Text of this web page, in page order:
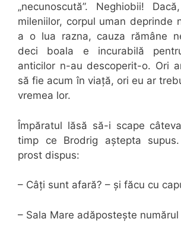
„necunoscută”. Neghiobii!
mileniilor, corpul uman deprinde
a o lua razna, cauza rămâne
deci boala e incurabilă
anticilor n-au descoperit-o. Ori
să fie acum în viață, ori eu ar
vremea lor.
Împăratul lăsă să-i scape
timp ce Brodrig aștepta
prost dispus:
– Câți sunt afară? – și făcu cu
– Sala Mare adăpostește